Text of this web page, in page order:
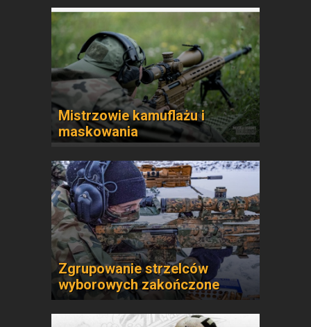
Mistrzowie kamuflażu i
maskowania
Zgrupowanie strzelców
wyborowych zakończone